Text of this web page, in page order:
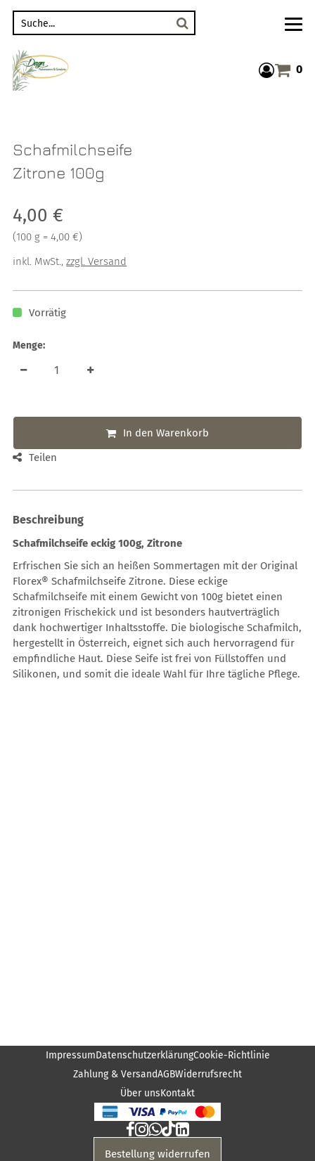
0
Schafmilchseife
Zitrone 100g
Verkaufspreis: 4,00 €
4,00 €
Preis pro 100 g = 4,00 €
(100 g = 4,00 €)
inkl. MwSt.,zzgl. Versand
Vorrätig
Menge:
In den Warenkorb
Teilen
Beschreibung
Schafmilchseife eckig 100g, Zitrone
Erfrischen Sie sich an heißen Sommertagen mit der Original
Florex® Schafmilchseife Zitrone. Diese eckige
Schafmilchseife mit einem Gewicht von 100g bietet einen
zitronigen Frischekick und ist besonders hautverträglich
dank hochwertiger Inhaltsstoffe. Die biologische Schafmilch,
hergestellt in Österreich, eignet sich auch hervorragend für
empfindliche Haut. Diese Seife ist frei von Füllstoffen und
Silikonen, und somit die ideale Wahl für Ihre tägliche Pflege.
ImpressumDatenschutzerklärungCookie-Richtlinie
Zahlung & VersandAGBWiderrufsrecht
Über unsKontakt
Bestellung widerrufen